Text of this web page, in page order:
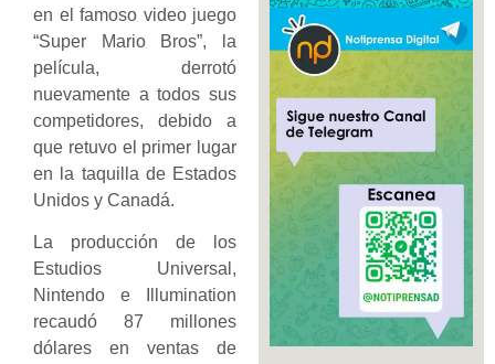
en el famoso video juego
“Super Mario Bros”, la
película, derrotó
nuevamente a todos sus
competidores, debido a
que retuvo el primer lugar
en la taquilla de Estados
Unidos y Canadá.
La producción de los
Estudios Universal,
Nintendo e Illumination
recaudó 87 millones
dólares en ventas de